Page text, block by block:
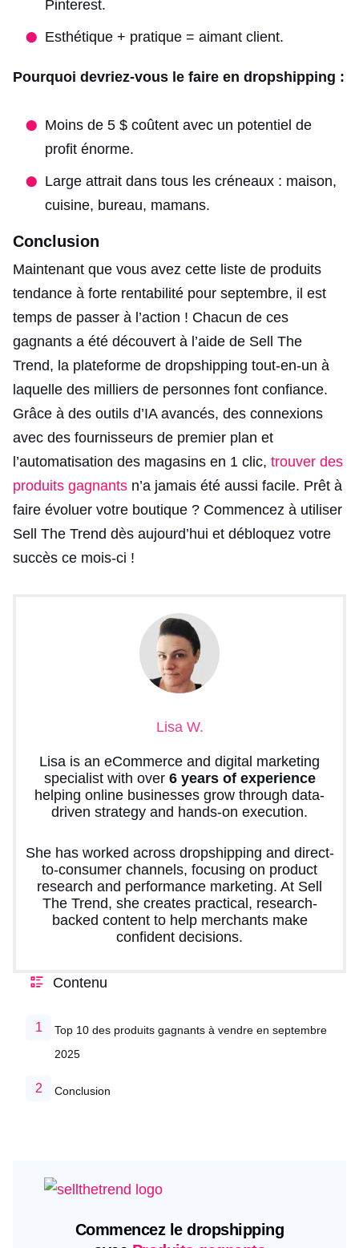
Pinterest.
Esthétique + pratique = aimant client.
Pourquoi devriez-vous le faire en dropshipping :
Moins de 5 $ coûtent avec un potentiel de
profit énorme.
Large attrait dans tous les créneaux : maison,
cuisine, bureau, mamans.
Conclusion
Maintenant que vous avez cette liste de produits
tendance à forte rentabilité pour septembre, il est
temps de passer à l’action ! Chacun de ces
gagnants a été découvert à l’aide de Sell The
Trend, la plateforme de dropshipping tout-en-un à
laquelle des milliers de personnes font confiance.
Grâce à des outils d’IA avancés, des connexions
avec des fournisseurs de premier plan et
l’automatisation des magasins en 1 clic, trouver des
produits gagnants n’a jamais été aussi facile. Prêt à
faire évoluer votre boutique ? Commencez à utiliser
Sell The Trend dès aujourd’hui et débloquez votre
succès ce mois-ci !
Lisa W.
Lisa is an eCommerce and digital marketing
specialist with over 6 years of experience
helping online businesses grow through data-
driven strategy and hands-on execution.
She has worked across dropshipping and direct-
to-consumer channels, focusing on product
research and performance marketing. At Sell
The Trend, she creates practical, research-
backed content to help merchants make
confident decisions.
Contenu
Top 10 des produits gagnants à vendre en septembre
2025
Conclusion
Commencez le dropshipping